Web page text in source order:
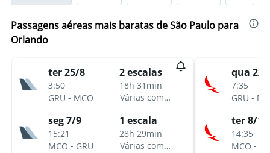
Passagens aéreas mais baratas de São Paulo para
Orlando
ter 25/8
3:50
GRU - MCO
2 escalas
18h 31min
Várias companhias aéreas
seg 7/9
15:21
MCO - GRU
1 escala
28h 29min
Várias companhias aéreas
qua 2/
7:35
GRU -
ter 8/12
14:35
MCO -